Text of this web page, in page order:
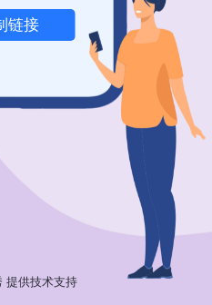
19150304号
举报
链接
提供技术支持